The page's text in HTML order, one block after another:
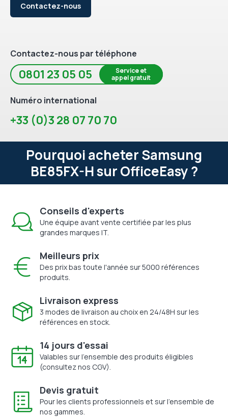
Contactez-nous
Contactez-nous par téléphone
0801 23 05 05
Service et
appel gratuit
Numéro international
+33 (0)3 28 07 70 70
Pourquoi acheter Samsung
BE85FX-H sur OfficeEasy ?
Conseils d'experts
Une équipe avant vente certifiée par les plus
grandes marques IT.
Meilleurs prix
Des prix bas toute l'année sur 5000 références
produits.
Livraison express
3 modes de livraison au choix en 24/48H sur les
références en stock.
14 jours d'essai
Valables sur l'ensemble des produits éligibles
(consultez nos CGV).
Devis gratuit
Pour les clients professionnels et sur l'ensemble de
nos gammes.